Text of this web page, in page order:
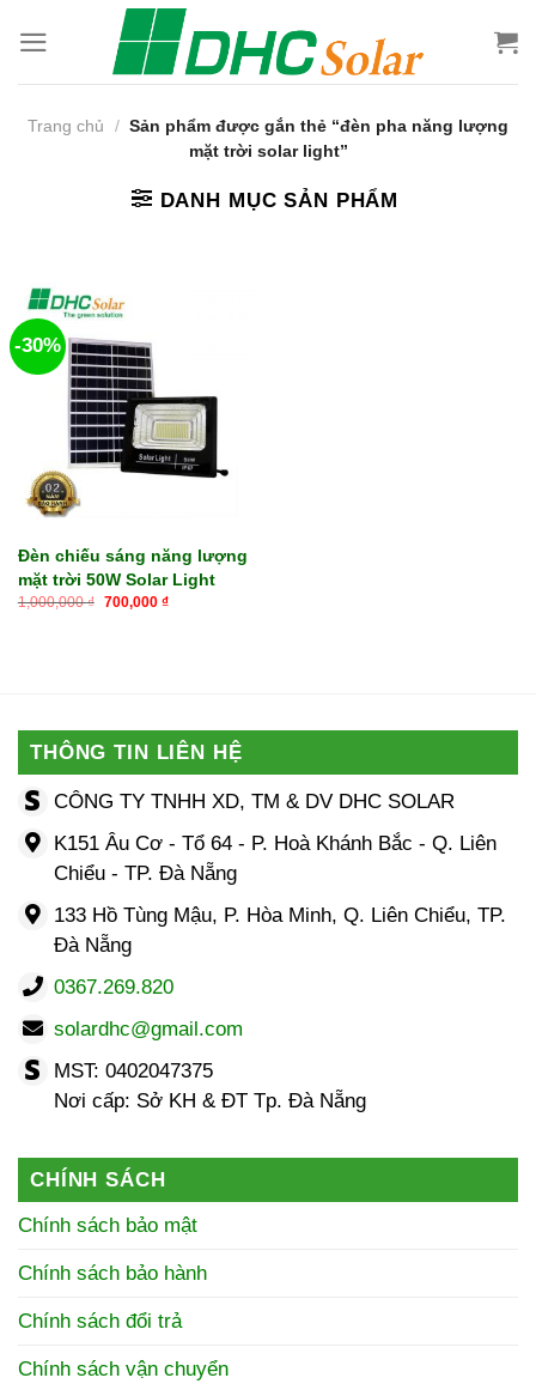
qua
nội
Trang chủ / Sản phẩm được gắn thẻ “đèn pha năng lượng
mặt trời solar light”
DANH MỤC SẢN PHẨM
-30%
Đèn chiếu sáng năng lượng
mặt trời 50W Solar Light
1,000,000₫ Giá
700,000 ₫Giá
THÔNG TIN LIÊN HỆ
CÔNG TY TNHH XD, TM & DV DHC SOLAR
K151 Âu Cơ - Tổ 64 - P. Hoà Khánh Bắc - Q. Liên
Chiểu - TP. Đà Nẵng
133 Hồ Tùng Mậu, P. Hòa Minh, Q. Liên Chiểu, TP.
Đà Nẵng
0367.269.820
solardhc@gmail.com
MST: 0402047375
Nơi cấp: Sở KH & ĐT Tp. Đà Nẵng
CHÍNH SÁCH
Chính sách bảo mật
Chính sách bảo hành
Chính sách đổi trả
Chính sách vận chuyển